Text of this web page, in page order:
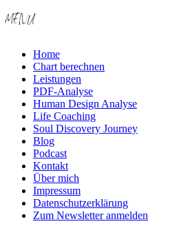
MENU
Home
Chart berechnen
Leistungen
PDF-Analyse
Human Design Analyse
Life Coaching
Soul Discovery Journey
Blog
Podcast
Kontakt
Über mich
Impressum
Datenschutzerklärung
Zum Newsletter anmelden